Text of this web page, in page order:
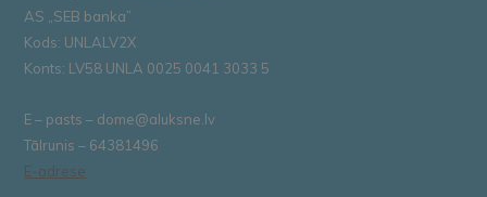
AS „SEB banka”
Kods: UNLALV2X
Konts: LV58 UNLA 0025 0041 3033 5
E – pasts – dome@aluksne.lv
Tālrunis – 64381496
E-adrese